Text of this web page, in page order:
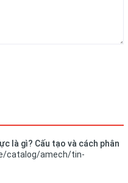
là gì? Cấu tạo và cách phân